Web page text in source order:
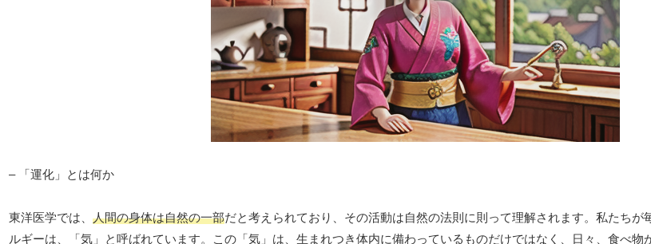
– 「運化」とは何か
東洋医学では、 人間の身体は自然の一部だと考えられており、その活動は自然の法則に則って理解されます。私たちが
ルギーは、「気」と呼ばれています。この「気」は、生まれつき体内に備わっているものだけではなく、日々、食べ物